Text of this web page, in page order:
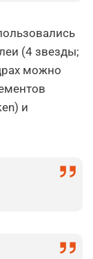
(4 звезды;
можно
и